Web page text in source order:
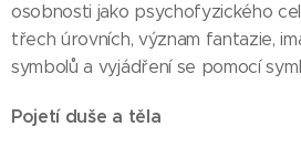
osobnosti jako psychofyzického
třech úrovních, význam fantazie,
symbolů a vyjádření se pomocí
Pojetí duše a těla